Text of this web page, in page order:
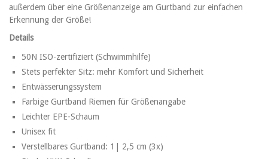
außerdem über eine Größenanzeige am Gurtband zur einfachen
Erkennung der Größe!
Details
50N ISO-zertifiziert (Schwimmhilfe)
Stets perfekter Sitz: mehr Komfort und Sicherheit
Entwässerungssystem
Farbige Gurtband Riemen für Größenangabe
Leichter EPE-Schaum
Unisex fit
Verstellbares Gurtband: 1| 2,5 cm (3x)